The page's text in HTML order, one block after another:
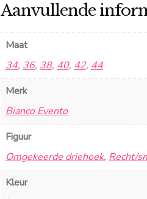
Aanvullende
Maat
34, 36, 38, 40, 42, 44
Merk
Bianco Evento
Figuur
Omgekeerde driehoek, Recht/
Kleur